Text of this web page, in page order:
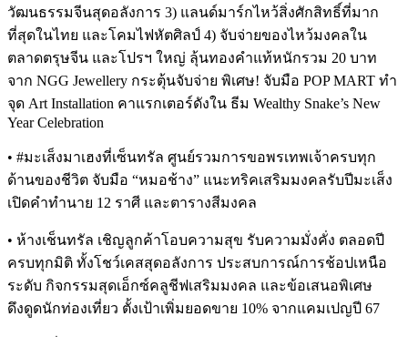
วัฒนธรรมจีนสุดอลังการ 3) แลนด์มาร์กไหว้สิ่งศักสิทธิ์ที่มาก
ที่สุดในไทย และโคมไฟหัตศิลป์ 4) จับจ่ายของไหว้มงคลใน
ตลาดตรุษจีน และโปรฯ ใหญ่ ลุ้นทองคำแท้หนักรวม 20 บาท
จาก NGG Jewellery กระตุ้นจับจ่าย พิเศษ! จับมือ POP MART ทำ
จุด Art Installation คาแรกเตอร์ดังใน ธีม Wealthy Snake’s New
Year Celebration
• #มะเส็งมาเฮงที่เซ็นทรัล ศูนย์รวมการขอพรเทพเจ้าครบทุก
ด้านของชีวิต จับมือ “หมอช้าง” แนะทริคเสริมมงคลรับปีมะเส็ง
เปิดคำทำนาย 12 ราศี และตารางสีมงคล
• ห้างเช็นทรัล เชิญลูกค้าโอบความสุข รับความมั่งคั่ง ตลอดปี
ครบทุกมิติ ทั้งโชว์เคสสุดอลังการ ประสบการณ์การช้อปเหนือ
ระดับ กิจกรรมสุดเอ็กซ์คลูชีฟเสริมมงคล และข้อเสนอพิเศษ
ดึงดูดนักท่องเที่ยว ตั้งเป้าเพิ่มยอดขาย 10% จากแคมเปญปี 67